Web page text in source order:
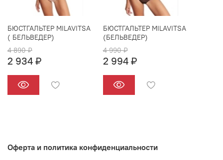
БЮСТГАЛЬТЕР MILAVITSA
( БЕЛЬВЕДЕР)
4 890 ₽
2 934 ₽
БЮСТГАЛЬТЕР MILAVITSA
(БЕЛЬВЕДЕР)
4 990 ₽
2 994 ₽
Оферта и политика конфиденциальности